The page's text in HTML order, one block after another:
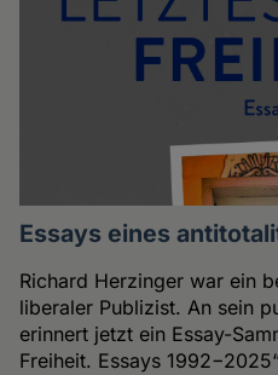
Essays eines
Richard Herzinger war ein
liberaler Publizist. An sein
erinnert jetzt ein Essay-
Freiheit. Essays